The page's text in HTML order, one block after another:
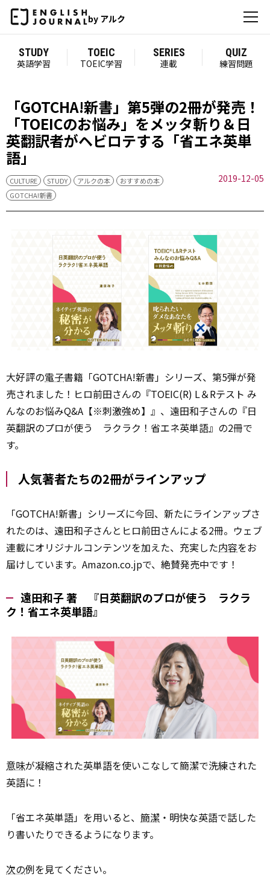
by アルク
STUDY
英語学習
TOEIC
TOEIC学習
SERIES
連載
QUIZ
練習問題
「GOTCHA!新書」第5弾の2冊が発売！
「TOEICのお悩み」をメッタ斬り＆日
英翻訳者がヘビロテする「省エネ英単
語」
CULTURE STUDY アルクの本
おすすめの本
GOTCHA!新書
2019-12-05
大好評の電子書籍「GOTCHA!新書」シリーズ、第5弾が発
売されました！ヒロ前田さんの『TOEIC(R) L＆Rテスト み
んなのお悩みQ&A【※刺激強め】』、遠田和子さんの『日
英翻訳のプロが使う ラクラク！省エネ英単語』の2冊で
す。
人気著者たちの2冊がラインアップ
「GOTCHA!新書」シリーズに今回、新たにラインアップさ
れたのは、遠田和子さんとヒロ前田さんによる2冊。ウェブ
連載にオリジナルコンテンツを加えた、充実した内容をお
届けしています。Amazon.co.jpで、絶賛発売中です！
遠田和子 著 『日英翻訳のプロが使う ラクラ
ク！省エネ英単語』
意味が凝縮された英単語を使いこなして簡潔で洗練された
英語に！
「省エネ英単語」を用いると、 簡潔 ・明快な英語で話した
り書いたりできるようになります。
次の例を見てください。